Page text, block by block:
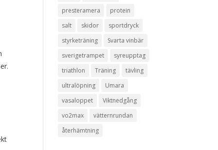
presteramera
protein
salt
skidor
sportdryck
styrketräning
Svarta vinbär
sverigetrampet
syreupptag
triathlon
Träning
tävling
ultralöpning
Umara
vasaloppet
Viktnedgång
vo2max
vätternrundan
återhämtning